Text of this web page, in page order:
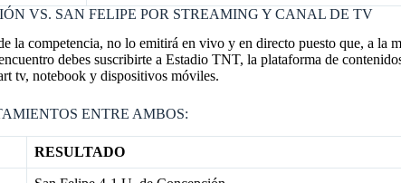
VS. SAN FELIPE POR STREAMING Y CANAL DE TV
la competencia, no lo emitirá en vivo y en directo puesto que, a la
debes suscribirte a Estadio TNT, la plataforma de
tv, notebook y dispositivos móviles.
ENTRE AMBOS:
RESULTADO